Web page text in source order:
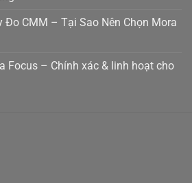
Đo CMM – Tại Sao Nên Chọn Mora
Focus – Chính xác & linh hoạt cho